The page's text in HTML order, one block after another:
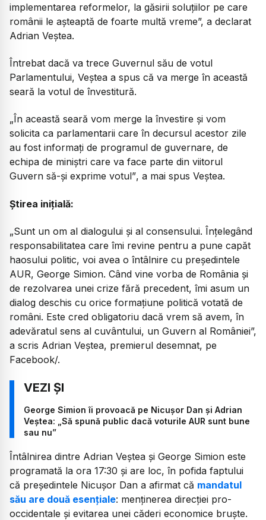
implementarea reformelor, la găsirii soluțiilor pe care
românii le așteaptă de foarte multă vreme”, a declarat
Adrian Veștea.
Întrebat dacă va trece Guvernul său de votul
Parlamentului, Veștea a spus că va merge în această
seară la votul de învestitură.
„În această seară vom merge la învestire și vom
solicita ca parlamentarii care în decursul acestor zile
au fost informați de programul de guvernare, de
echipa de miniștri care va face parte din viitorul
Guvern să-și exprime votul”, a mai spus Veștea.
Știrea inițială:
„Sunt un om al dialogului și al consensului. Înțelegând
responsabilitatea care îmi revine pentru a pune capăt
haosului politic, voi avea o întâlnire cu președintele
AUR, George Simion. Când vine vorba de România și
de rezolvarea unei crize fără precedent, îmi asum un
dialog deschis cu orice formațiune politică votată de
români. Este cred obligatoriu dacă vrem să avem, în
adevăratul sens al cuvântului, un Guvern al României”,
a scris Adrian Veștea, premierul desemnat, pe
Facebook/.
George Simion îi provoacă pe Nicușor Dan și Adrian
Veștea: „Să spună public dacă voturile AUR sunt bune
sau nu”
Întâlnirea dintre Adrian Veștea și George Simion este
programată la ora 17:30 și are loc, în pofida faptului
că președintele Nicușor Dan a afirmat că mandatul
său are două esențiale: menținerea direcției pro-
occidentale și evitarea unei căderi economice bruște.